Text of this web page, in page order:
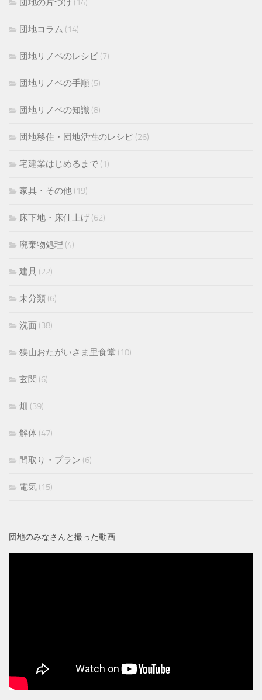
団地の片づけ (14)
団地コラム (14)
団地リノベのレシピ (7)
団地リノベの手順 (5)
団地リノベの知識 (8)
団地移住・団地活性のレシピ (26)
宅建業はじめるまで (1)
家具・その他 (19)
床下地・床仕上げ (62)
廃棄物処理 (4)
建具 (22)
未分類 (6)
洗面 (38)
狭山おたがいさま里食堂 (10)
玄関 (6)
畑 (39)
解体 (47)
間取り・プラン (6)
電気 (15)
団地のみなさんと撮った動画